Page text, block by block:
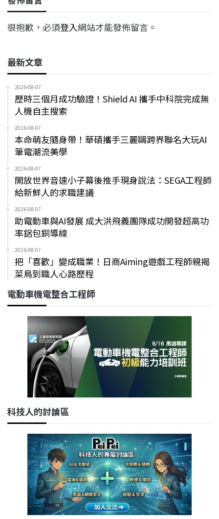
很抱歉，必須登入網站才能發佈留言。
最新文章
2026-08-07
歷時三個月成功驗證！Shield AI 攜手中科院完成無
人機自主搜索
2026-08-07
本命萌友隨身帶！華碩攜手三麗鷗跨界聯名大玩AI
筆電潮流美學
2026-08-07
開放世界音速小子幕後推手現身說法：SEGA工程師
給新鮮人的求職建議
2026-08-07
助電動車與AI發展 成大洪飛義團隊成功開發超高功
率鋁包銅導線
2026-08-07
把「喜歡」變成職業！日商Aiming遊戲工程師親揭
菜鳥到職人心路歷程
電動車機電整合工程師
科技人的討論區